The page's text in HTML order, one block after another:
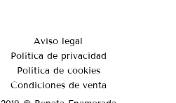
Aviso legal
Política de privacidad
Política de cookies
Condiciones de venta